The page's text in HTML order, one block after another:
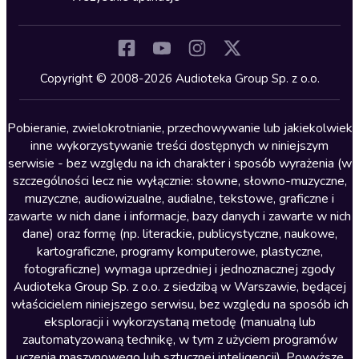
Kryminały
Lektury szkolne
Literatura anglojęzyczna
Literatura faktu
Literatura obyczajowa
Literatura piękna obca
Literatura piękna polska
Nagrania relaksacyjne
Nauka języków
Nauki humanistyczne
Podcasty i audycje
Copyright © 2008-2026 Audioteka Group Sp. z o.o.
Pobieranie, zwielokrotnianie, przechowywanie lub jakiekolwiek
inne wykorzystywanie treści dostępnych w niniejszym
serwisie - bez względu na ich charakter i sposób wyrażenia (w
szczególności lecz nie wyłącznie: słowne, słowno-muzyczne,
muzyczne, audiowizualne, audialne, tekstowe, graficzne i
zawarte w nich dane i informacje, bazy danych i zawarte w nich
dane) oraz formę (np. literackie, publicystyczne, naukowe,
kartograficzne, programy komputerowe, plastyczne,
fotograficzne) wymaga uprzedniej i jednoznacznej zgody
Audioteka Group Sp. z o.o. z siedzibą w Warszawie, będącej
właścicielem niniejszego serwisu, bez względu na sposób ich
eksploracji i wykorzystaną metodę (manualną lub
zautomatyzowaną technikę, w tym z użyciem programów